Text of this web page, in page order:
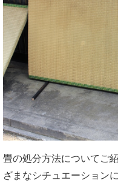
畳の処分方法についてご
ざまなシチュエーション